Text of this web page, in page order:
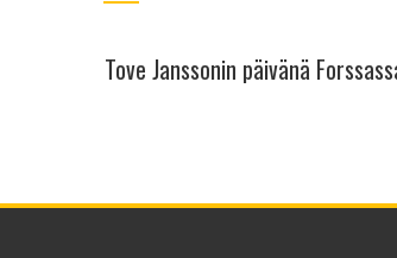
Tove Janssonin päivänä